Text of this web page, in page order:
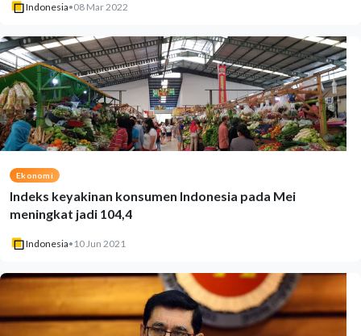
Indonesia•08 Mar 2022
Ekonomi
Indeks keyakinan konsumen Indonesia pada Mei
meningkat jadi 104,4
Indonesia• 10 Jun 2021